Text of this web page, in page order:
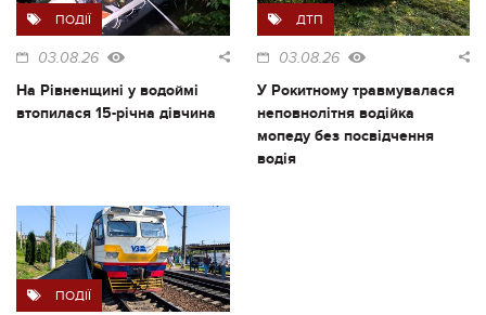
ПОДІЇ
03.08.26
На Рівненщині у водоймі
втопилася 15-річна дівчина
ДТП
03.08.26
У Рокитному травмувалася
неповнолітня водійка
мопеду без посвідчення
водія
ПОДІЇ